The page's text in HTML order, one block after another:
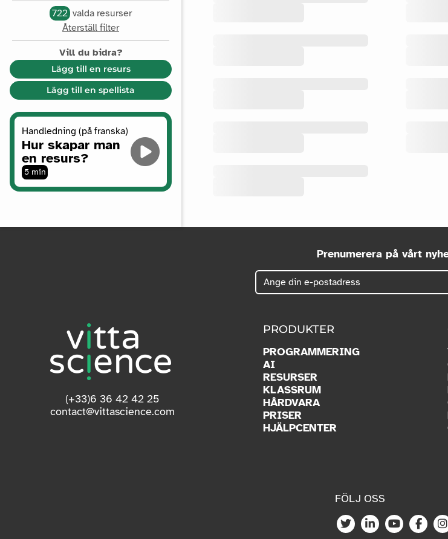
722 valda resurser
Återställ filter
Vill du bidra?
Lägg till en resurs
Lägg till en spellista
Handledning (på franska)
Hur skapar man
en resurs?
5 min
Prenumerera på vårt
(+33)6 36 42 42 25
contact@vittascience.com
PRODUKTER
PROGRAMMERING
AI
RESURSER
KLASSRUM
HÅRDVARA
PRISER
HJÄLPCENTER
FÖLJ OSS